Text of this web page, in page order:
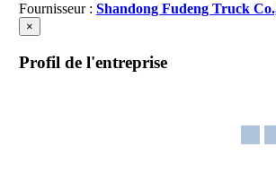
Fournisseur : Shandong Fudeng Truck
×
Profil de l'entreprise